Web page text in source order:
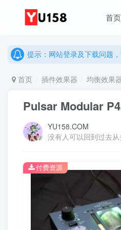
首页
提示：网站登录及下载问题
提示：网站登录及下载问题
首页 插件效果器 均衡效果
Pulsar Modular
YU158.COM
没有人可以回到过去
付费资源